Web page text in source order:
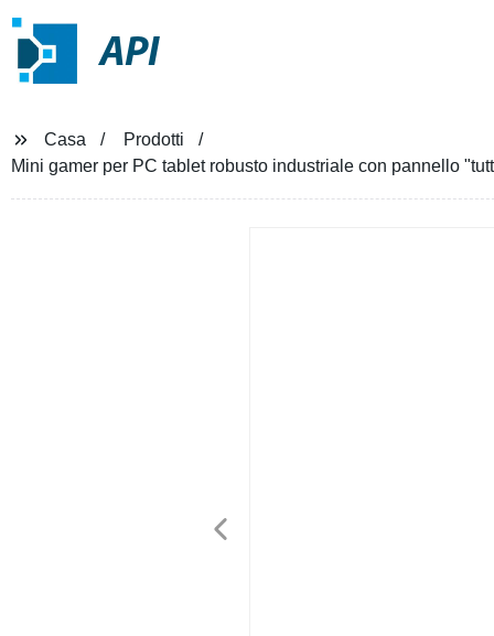
API
Casa
Prodotti
Mini gamer per PC tablet robusto industriale con pannello